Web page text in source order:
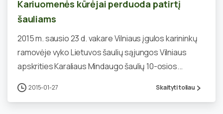
Kariuomenės kūrėjai perduoda patirtį
šauliams
2015 m. sausio 23 d. vakare Vilniaus įgulos karininkų
ramovėje vyko Lietuvos šaulių sąjungos Vilniaus
apskrities Karaliaus Mindaugo šaulių 10-osios...
2015-01-27 Skaityti toliau